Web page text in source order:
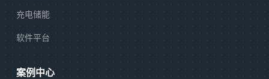
充电储能
软件平台
案例中心